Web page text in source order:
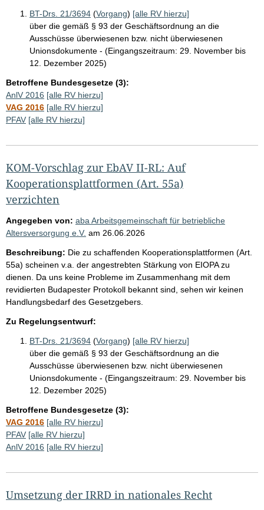
BT-Drs. 21/3694 (Vorgang) [alle RV hierzu]
über die gemäß § 93 der Geschäftsordnung an die
Ausschüsse überwiesenen bzw. nicht überwiesenen
Unionsdokumente - (Eingangszeitraum: 29. November bis
12. Dezember 2025)
Betroffene Bundesgesetze (3):
AnlV 2016 [alle RV hierzu]
VAG 2016 [alle RV hierzu]
PFAV [alle RV hierzu]
KOM-Vorschlag zur EbAV II-RL: Auf
Kooperationsplattformen (Art. 55a)
verzichten
Angegeben von: aba Arbeitsgemeinschaft für betriebliche
Altersversorgung e.V. am 26.06.2026
Beschreibung: Die zu schaffenden Kooperationsplattformen (Art.
55a) scheinen v.a. der angestrebten Stärkung von EIOPA zu
dienen. Da uns keine Probleme im Zusammenhang mit dem
revidierten Budapester Protokoll bekannt sind, sehen wir keinen
Handlungsbedarf des Gesetzgebers.
Zu Regelungsentwurf:
BT-Drs. 21/3694 (Vorgang) [alle RV hierzu]
über die gemäß § 93 der Geschäftsordnung an die
Ausschüsse überwiesenen bzw. nicht überwiesenen
Unionsdokumente - (Eingangszeitraum: 29. November bis
12. Dezember 2025)
Betroffene Bundesgesetze (3):
VAG 2016 [alle RV hierzu]
PFAV [alle RV hierzu]
AnlV 2016 [alle RV hierzu]
Umsetzung der IRRD in nationales Recht